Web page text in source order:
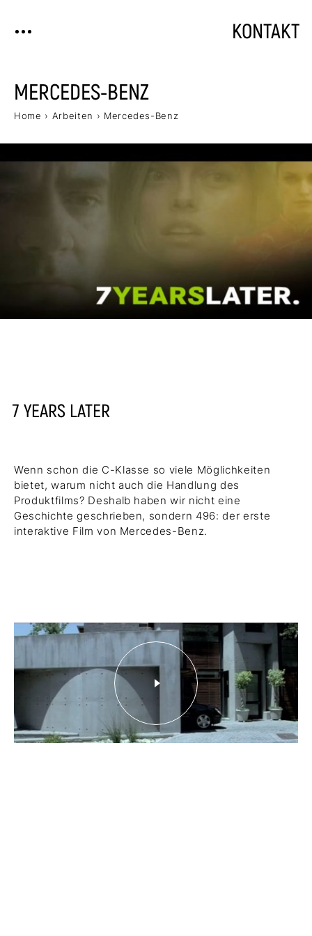
KONTAKT
MERCEDES-BENZ
Home › Arbeiten › Mercedes-Benz
7 YEARS LATER
Wenn schon die C-Klasse so viele Möglichkeiten
bietet, warum nicht auch die Handlung des
Produktfilms? Deshalb haben wir nicht eine
Geschichte geschrieben, sondern 496: der erste
interaktive Film von Mercedes-Benz.
Video